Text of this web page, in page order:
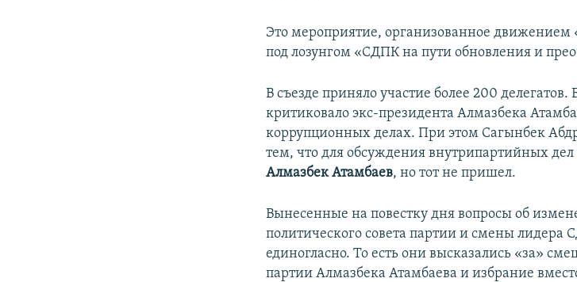
Это мероприятие, организованное
под лозунгом «СДПК на пути обновления и
В съезде приняло участие более 200
критиковало экс-президента Алмазбека
коррупционных делах. При этом Сагынбек
тем, что для обсуждения внутрипартийных
Алмазбек Атамбаев, но тот не пришел.
Вынесенные на повестку дня вопросы об
политического совета партии и смены
единогласно. То есть они высказались «за»
партии Алмазбека Атамбаева и избрание